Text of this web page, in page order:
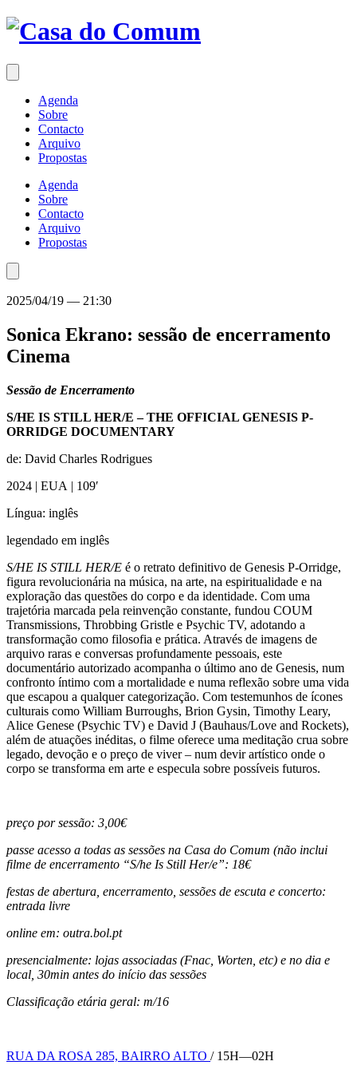
Saltar
para
conteúdo
Agenda
Sobre
Contacto
Arquivo
Propostas
Agenda
Sobre
Contacto
Arquivo
Propostas
2025/04/19 — 21:30
Sonica Ekrano: sessão de encerramento
Cinema
Sessão de Encerramento
S/HE IS STILL HER/E – THE OFFICIAL GENESIS P-
ORRIDGE DOCUMENTARY
de: David Charles Rodrigues
2024 | EUA | 109′
Língua: inglês
legendado em inglês
S/HE IS STILL HER/E é o retrato definitivo de Genesis P-Orridge,
figura revolucionária na música, na arte, na espiritualidade e na
exploração das questões do corpo e da identidade. Com uma
trajetória marcada pela reinvenção constante, fundou COUM
Transmissions, Throbbing Gristle e Psychic TV, adotando a
transformação como filosofia e prática. Através de imagens de
arquivo raras e conversas profundamente pessoais, este
documentário autorizado acompanha o último ano de Genesis, num
confronto íntimo com a mortalidade e numa reflexão sobre uma vida
que escapou a qualquer categorização. Com testemunhos de ícones
culturais como William Burroughs, Brion Gysin, Timothy Leary,
Alice Genese (Psychic TV) e David J (Bauhaus/Love and Rockets),
além de atuações inéditas, o filme oferece uma meditação crua sobre
legado, devoção e o preço de viver – num devir artístico onde o
corpo se transforma em arte e especula sobre possíveis futuros.
preço por sessão: 3,00€
passe acesso a todas as sessões na Casa do Comum (não inclui
filme de encerramento “S/he Is Still Her/e”: 18€
festas de abertura, encerramento, sessões de escuta e concerto:
entrada livre
online em: outra.bol.pt
presencialmente: lojas associadas (Fnac, Worten, etc) e no dia e
local, 30min antes do início das sessões
Classificação etária geral: m/16
RUA DA ROSA 285, BAIRRO ALTO / 15H—02H